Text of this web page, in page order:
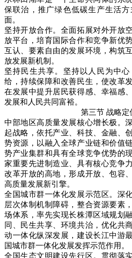
保联治，推广绿色低碳生产生活
面。
坚持开放合作。全面拓展对外开放
放平台，培育国际合作和竞争新优
互认、要素自由的发展环境，构筑
放发展新机制。
坚持民生共享。坚持以人民为中
给，持续保障和改善民生，使改革
在发展中提升居民获得感、幸福感
发展和人民共同富裕。
第三节 战略定
中部地区高质量发展核心增长极。
起战略，依托产业、科技、金融、
势资源，以融入全球产业链和价值
势产业集群和具有全球竞争优势的
家重要先进制造业、具有核心竞争
改革开放的高地，形成开放、包容
高质量发展新引擎。
全国城市群一体化发展示范区。深
层次体制机制障碍，整合资源要素
场体系，率先实现长株潭区域规划
同、民生共享、环境共治，优化共
动一体化纵深发展，建设长江中游
国城市群一体化发展发挥示范作用。
全国生态文明建设先行区。贯彻落